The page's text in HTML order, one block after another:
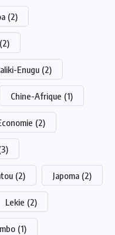
(2)
(2)
Enugu (2)
Chine-Afrique (1)
(2)
(2) Japoma (2)
Lekie (2)
(1)